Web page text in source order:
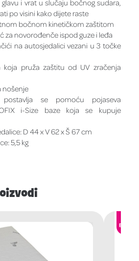
i vrat u slučaju bočnog sudara,
po visini kako dijete raste
bočnom kinetičkom zaštitom
za novorođenče ispod guze i leđa
na autosjedalici vezani u 3 točke
koja pruža zaštitu od UV zračenja
nošenje
se pomoću pojaseva
i-Size baze koja se kupuje
D 44 x V 62 x Š 67 cm
5,5 kg